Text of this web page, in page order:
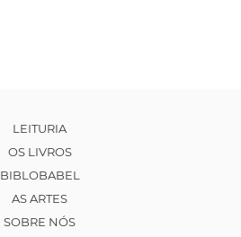
LEITURIA
OS LIVROS
BIBLOBABEL
AS ARTES
SOBRE NÓS